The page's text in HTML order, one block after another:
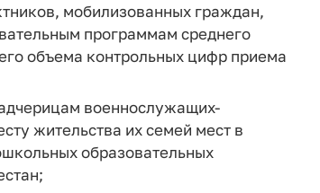
мобилизованных граждан,
программам среднего
объема контрольных цифр приема
военнослужащих-
жительства их семей мест в
образовательных